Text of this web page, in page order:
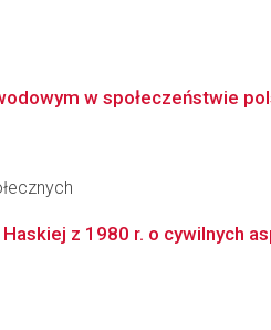
w społeczeństwie
z 1980 r. o cywilnych